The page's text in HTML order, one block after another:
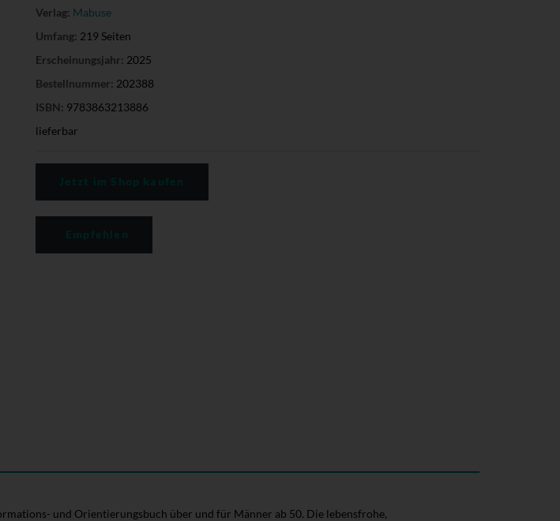
Verlag: Mabuse
Umfang: 219 Seiten
Erscheinungsjahr: 2025
Bestellnummer: 202388
ISBN: 9783863213886
lieferbar
und Orientierungsbuch über und für Männer ab 50. Die lebensfrohe,